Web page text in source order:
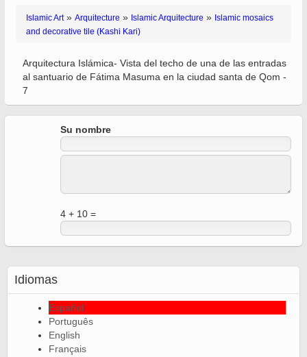
Islamic Art» Arquitecture » Islamic Arquitecture » Islamic mosaics
and decorative tile (Kashi Kari)
Arquitectura Islámica- Vista del techo de una de las entradas
al santuario de Fátima Masuma en la ciudad santa de Qom -
7
Su nombre
4 + 10 =
Idiomas
Español
Português
English
Français